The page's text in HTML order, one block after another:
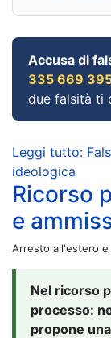
Accusa di
335 669
due falsità ti
Leggi tutto:
ideologica
Ricorso
e
Arresto all'estero
Nel ricorso
processo:
propone